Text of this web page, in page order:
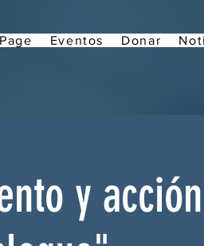
Eventos Donar
y